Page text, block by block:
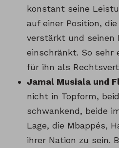
konstant seine
auf einer Position,
verstärkt und seinen
einschränkt. So sehr
für ihn als
Jamal Musiala und
nicht in Topform,
schwankend, beide
Lage, die Mbappés,
ihrer Nation zu sein.